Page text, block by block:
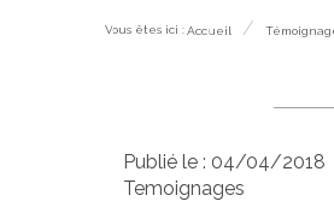
Vous êtes ici :Accueil
Publié le : 04/04/2018
Temoignages